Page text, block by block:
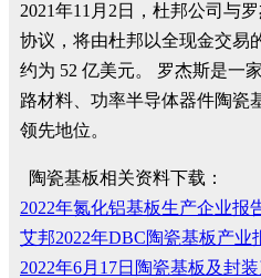
2021年11月2日，杜邦公司与
协议，将由杜邦以全现金交易
约为 52 亿美元。 罗杰斯是一
路材料、功率半导体器件陶瓷
领先地位。
陶瓷基板相关资料下载：
2022年氮化铝基板生产企业报
艾邦2022年DBC陶瓷基板产业
2022年6月17日陶瓷基板及封